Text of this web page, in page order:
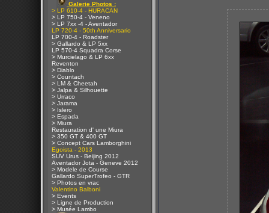
Galerie Photos :
> LP 610-4 - HURACAN
> LP 750-4 - Veneno
> LP 7xx -4 - Aventador
LP 720-4 - 50th Anniversario
LP 700-4 - Roadster
> Gallardo & LP 5xx
LP 570-4 Squadra Corse
> Murcielago & LP 6xx
Reventon
> Diablo
> Countach
> LM & Cheetah
> Jalpa & Silhouette
> Urraco
> Jarama
> Islero
> Espada
> Miura
Restauration d' une Miura
> 350 GT & 400 GT
> Concept Cars Lamborghini
Egoista - 2013
SUV Urus - Beijing 2012
Aventador Jota - Geneve 2012
> Modele de Course
Gallardo SuperTrofeo - GTR
> Photos en vrac
Valentino Balboni
> Events
> Ligne de Production
> Musée Lambo